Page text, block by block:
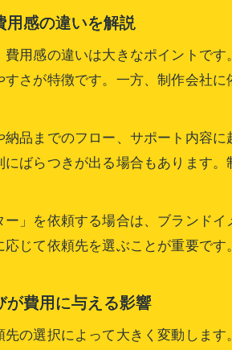
用感の違いを解説
用感の違いは大きなポイントで
さが特徴です。一方、制作会社
品までのフロー、サポート内容
ばらつきが出る場合もあります
」を依頼する場合は、ブランド
じて依頼先を選ぶことが重要です
が費用に与える影響
の選択によって大きく変動しま